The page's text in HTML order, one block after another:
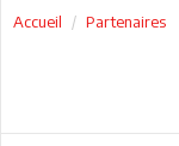
Accueil Partenaires